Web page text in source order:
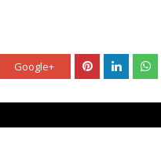
Google+